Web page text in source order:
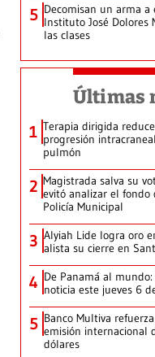
5 Decomisan un arma
Instituto José Dolores
las clases
Últimas
1 Terapia dirigida
progresión
pulmón
2 Magistrada salva su
evitó analizar el
Policía Municipal
3 Alyiah Lide logra oro
alista su cierre en
4 De Panamá al
noticia este jueves 6
5 Banco Multiva
emisión internacional
dólares